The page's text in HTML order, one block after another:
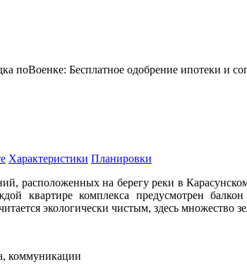
поВоенке: Бесплатное одобрение ипотеки и
Характеристики Планировки
расположенных на берегу реки в
квартире комплекса предусмотрен
экологически чистым, здесь
коммуникации